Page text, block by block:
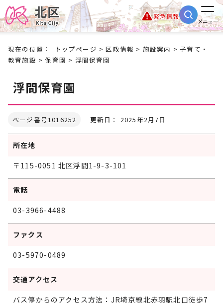
緊急情報
メニュー
現在の位置： トップページ >区政情報 > 施設案内 >子育て・
教育施設 >保育園 > 浮間保育園
浮間保育園
ページ番号1016252 更新日： 2025年2月7日
所在地
〒115-0051 北区浮間1-9-3-101
電話
03-3966-4488
ファクス
03-5970-0489
交通アクセス
バス停からのアクセス方法：JR埼京線北赤羽駅北口徒歩7